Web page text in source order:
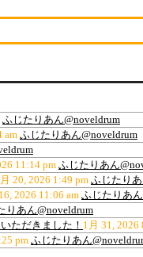
ふじたりあん@noveldrum
amふじたりあん@noveldrum
11:14 pmふじたりあん
20, 2026 1:49 pmふじたり
2026 11:06 am ふじたりあ
りあん@noveldrum
ただきました！ 1月 31, 2026
pmふじたりあん